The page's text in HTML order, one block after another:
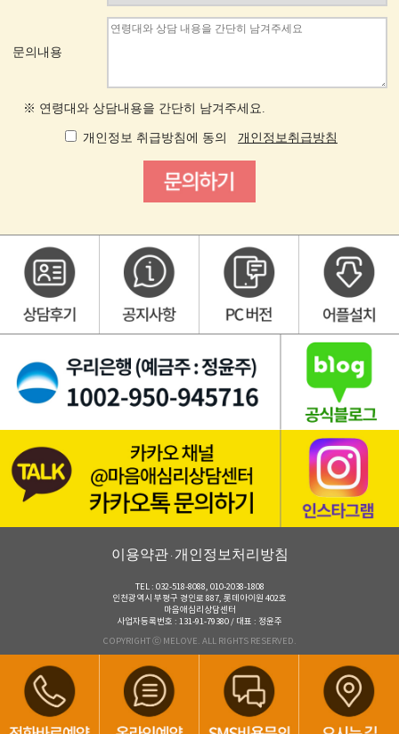
문의내용
※ 연령대와 상담내용을 간단히 남겨주세요.
개인정보 취급방침에 동의 개인정보취급방침
이용약관· 개인정보처리방침
TEL : 032-518-8088, 010-2038-1808
인천광역시 부평구 경인로 887, 롯데아이원 402호
마음애심리상담센터
사업자등록번호 : 131-91-79380 / 대표 : 정윤주
COPYRIGHT ⓒ MELOVE. ALL RIGHTS RESERVED.